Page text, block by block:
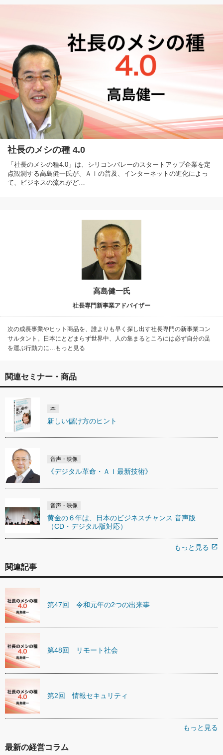
社長のメシの種 4.0
「社長のメシの種4.0」は、シリコンバレーのスタートアップ企業を定
点観測する高島健一氏が、ＡＩの普及、インターネットの進化によっ
て、ビジネスの流れがど…
高島健一氏
社長専門新事業アドバイザー
次の成長事業やヒット商品を、誰よりも早く探し出す社長専門の新事業コン
サルタント。日本にとどまらず世界中、人の集まるところには必ず自分の足
を運ぶ行動力に…もっと見る
関連セミナー・商品
本
新しい儲け方のヒント
音声・映像
《デジタル革命・ＡＩ最新技術》
音声・映像
黄金の６年は、日本のビジネスチャンス 音声版
（CD・デジタル版対応）
もっと見る open_in_new
関連記事
第47回 令和元年の2つの出来事
第48回 リモート社会
第2回 情報セキュリティ
もっと見る
最新の経営コラム